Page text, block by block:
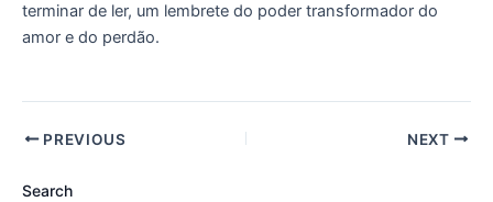
terminar de ler, um lembrete do poder transformador do
amor e do perdão.
PREVIOUS NEXT
Search